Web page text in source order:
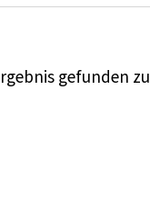
gefunden zu